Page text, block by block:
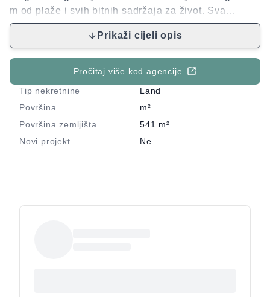
m od plaže i svih bitnih sadržaja za život. Sva
infrastruktura je uz parcelu (pristupni put, struja,
voda). Ostale informacije na upit.
Prikaži cijeli opis
Pročitaj više kod agencije
Tip nekretnine
Land
Površina
m²
Površina zemljišta
541 m²
Novi projekt
Ne